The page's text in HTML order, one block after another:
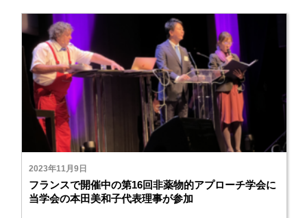
2023年11月9日
フランスで開催中の第16回非薬物的アプローチ学会に
当学会の本田美和子代表理事が参加